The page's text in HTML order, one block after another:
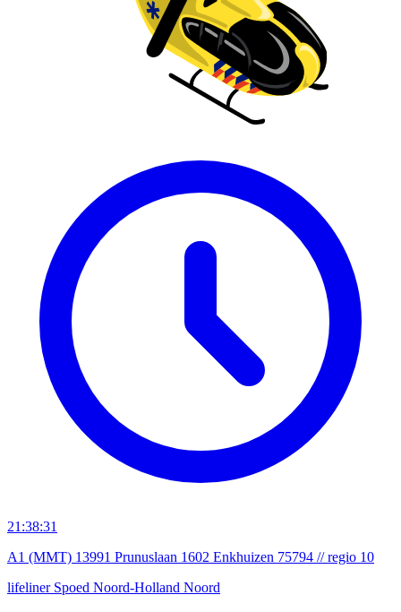
21:38:31
A1 (MMT) 13991 Prunuslaan 1602 Enkhuizen 75794 // regio 10
lifeliner Spoed Noord-Holland Noord